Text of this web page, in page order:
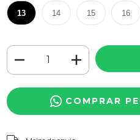
13 14 15 16
COMPRAR
Entregas para o CEP: